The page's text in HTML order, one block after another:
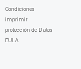
Condiciones
imprimir
protección de Datos
EULA